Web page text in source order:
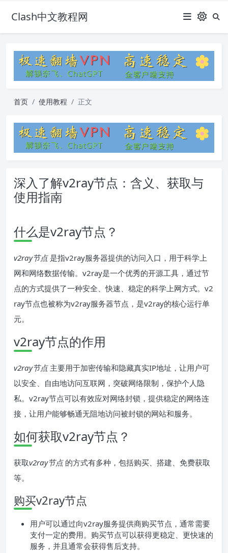
Clash中文教程网
首页 使用教程 正文
深入了解v2ray节点：含义、获取与
使用指南
什么是v2ray节点？
v2ray节点是指v2ray服务器提供的访问入口，用于科学上
网和网络数据传输。v2ray是一个优秀的开源工具，通过节
点的方式提供了一种安全、快速、稳定的科学上网方式。v2
ray节点也被称为v2ray服务器节点，是v2ray的核心运行单
元。
v2ray节点的作用
v2ray节点主要用于加密传输和隐藏真实IP地址，让用户可
以安全、自由地访问互联网，突破网络限制，保护个人隐
私。v2ray节点可以有效应对网络封锁，提供稳定的网络连
接，让用户能够畅通无阻地访问被封锁的网站和服务。
如何获取v2ray节点？
获取v2ray节点的方式有多种，包括购买、搭建、免费获取
等。
购买v2ray节点
用户可以通过向v2ray服务提供商购买节点，通常需要
支付一定的费用。购买节点可以获得更稳定、更快速的
服务，并且通常会获得售后支持。